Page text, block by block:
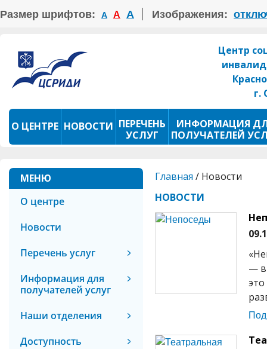
Размер шрифтов: А А А Изображения:
Центр
г.
О ЦЕНТРЕ НОВОСТИ ПЕРЕЧЕНЬ
УСЛУГ
ИНФОРМАЦИЯ
ПОЛУЧАТЕЛЕЙ
ПРОКАТ ТСР ФОТОКОНКУРС
МЕНЮ
О центре
Новости
Перечень услуг
Информация для
получателей услуг
Наши отделения
Доступность
Главная / Новости
НОВОСТИ
— в